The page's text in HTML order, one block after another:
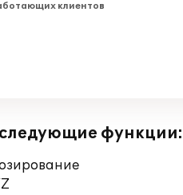
клиентов
функции: